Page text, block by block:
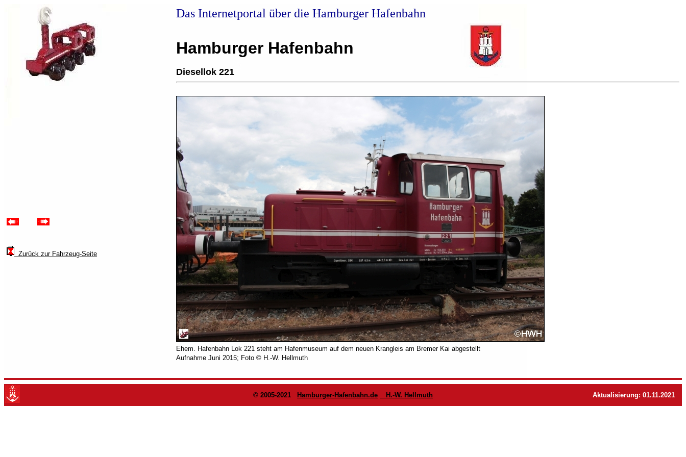
Zurück zur Fahrzeug-Seite
Das Internetportal über die Hamburger Hafenbahn
Hamburger Hafenbahn
Diesellok 221
Ehem. Hafenbahn Lok 221 steht am Hafenmuseum auf dem neuen Krangleis am Bremer Kai abgestellt
Aufnahme Juni 2015; Foto © H.-W. Hellmuth
© 2005-2021 Hamburger-Hafenbahn.de H.-W. Hellmuth Aktualisierung: 01.11.2021